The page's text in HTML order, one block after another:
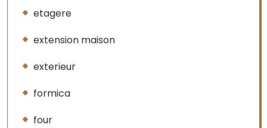
etagere
extension maison
exterieur
formica
four